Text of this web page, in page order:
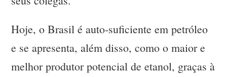
Hoje, o Brasil é auto-suficiente em petróleo
e se apresenta, além disso, como o maior e
melhor produtor potencial de etanol, graças à